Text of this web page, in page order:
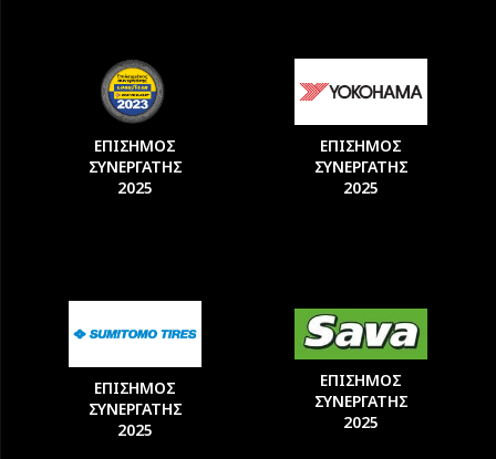
ΕΠΙΣΗΜΟΣ
ΣΥΝΕΡΓΑΤΗΣ
2025
ΕΠΙΣΗΜΟΣ
ΣΥΝΕΡΓΑΤΗΣ
2025
ΕΠΙΣΗΜΟΣ
ΣΥΝΕΡΓΑΤΗΣ
2025
ΕΠΙΣΗΜΟΣ
ΣΥΝΕΡΓΑΤΗΣ
2025